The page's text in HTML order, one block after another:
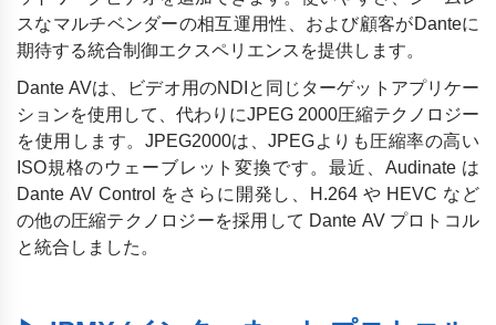
スなマルチベンダーの相互運用性、および顧客がDanteに
期待する統合制御エクスペリエンスを提供します。
Dante AVは、ビデオ用のNDIと同じターゲットアプリケー
ションを使用して、代わりにJPEG 2000圧縮テクノロジー
を使用します。JPEG2000は、JPEGよりも圧縮率の高い
ISO規格のウェーブレット変換です。最近、Audinate は
Dante AV Control をさらに開発し、H.264 や HEVC など
の他の圧縮テクノロジーを採用して Dante AV プロトコル
と統合しました。